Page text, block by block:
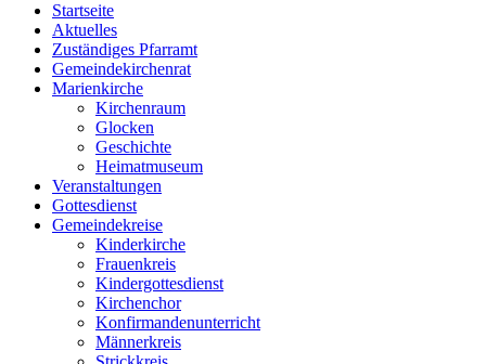
Startseite
Aktuelles
Zuständiges Pfarramt
Gemeindekirchenrat
Marienkirche
Kirchenraum
Glocken
Geschichte
Heimatmuseum
Veranstaltungen
Gottesdienst
Gemeindekreise
Kinderkirche
Frauenkreis
Kindergottesdienst
Kirchenchor
Konfirmandenunterricht
Männerkreis